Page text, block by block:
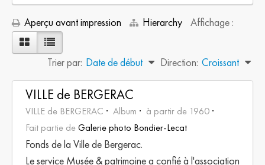
Aperçu avant impression Hierarchy Affichage :
Trier par: Date de début Direction: Croissant
VILLE de BERGERAC
VILLE de BERGERAC Album
à partir de 1960
Fait partie deGalerie photo Bondier-Lecat
Fonds de la Ville de Bergerac.
Le service Musée & patrimoine a confié à l'association